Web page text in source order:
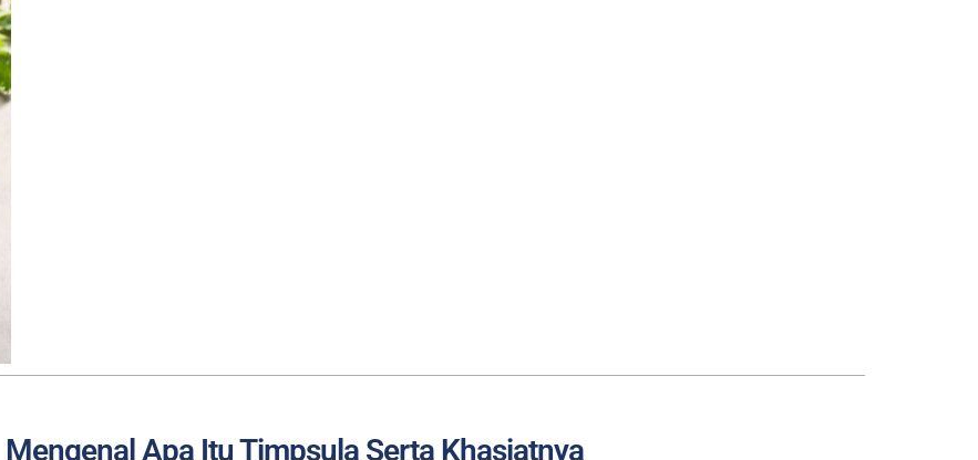
Mengenal Apa Itu Timpsula Serta Khasiatnya